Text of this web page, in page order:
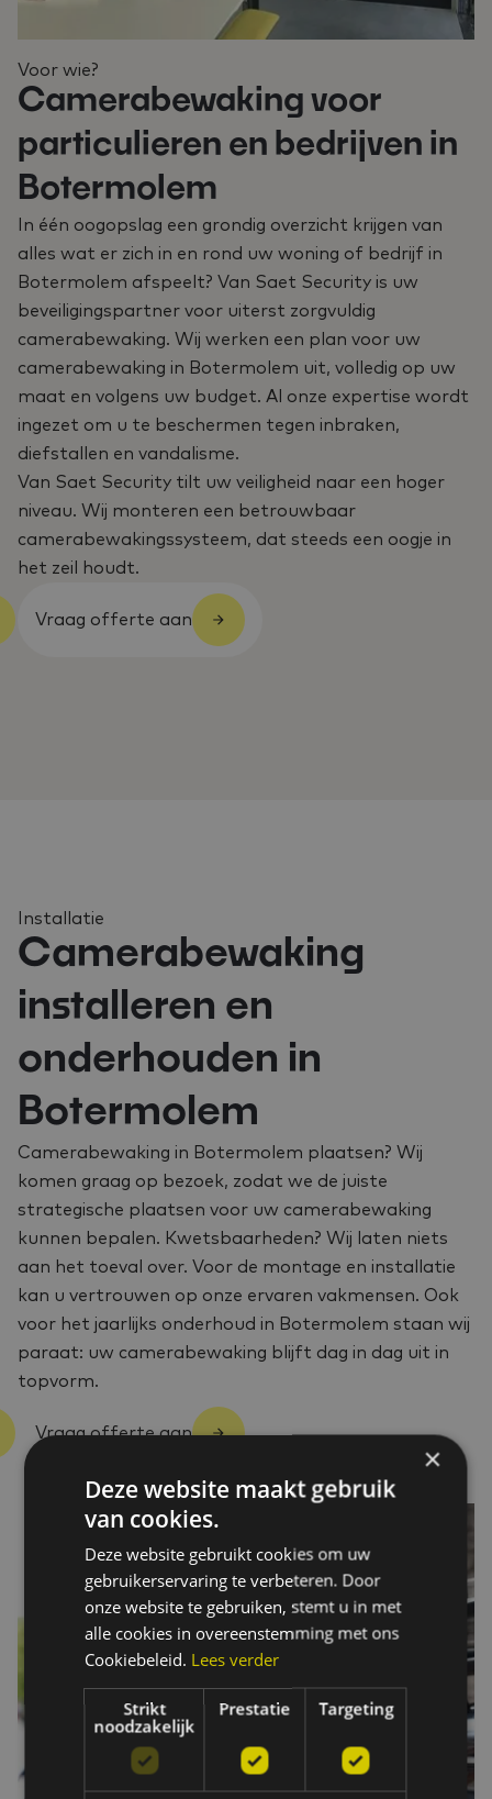
Voor wie?
Camerabewaking voor
particulieren en bedrijven in
Botermolem
In één oogopslag een grondig overzicht krijgen van
alles wat er zich in en rond uw woning of bedrijf in
Botermolem afspeelt? Van Saet Security is uw
beveiligingspartner voor uiterst zorgvuldig
camerabewaking. Wij werken een plan voor uw
camerabewaking in Botermolem uit, volledig op uw
maat en volgens uw budget. Al onze expertise wordt
ingezet om u te beschermen tegen inbraken,
diefstallen en vandalisme.
Van Saet Security tilt uw veiligheid naar een hoger
niveau. Wij monteren een betrouwbaar
camerabewakingssysteem, dat steeds een oogje in
het zeil houdt.
Vraag offerte aan
Installatie
Camerabewaking
installeren en
onderhouden in
Botermolem
Camerabewaking in Botermolem plaatsen? Wij
komen graag op bezoek, zodat we de juiste
strategische plaatsen voor uw camerabewaking
kunnen bepalen. Kwetsbaarheden? Wij laten niets
aan het toeval over. Voor de montage en installatie
kan u vertrouwen op onze ervaren vakmensen. Ook
voor het jaarlijks onderhoud in Botermolem staan wij
paraat: uw camerabewaking blijft dag in dag uit in
topvorm.
Vraag offerte aan
×
Deze website maakt gebruik
van cookies.
Deze website gebruikt cookies om uw
gebruikerservaring te verbeteren. Door
onze website te gebruiken, stemt u in met
alle cookies in overeenstemming met ons
Cookiebeleid. Lees verder
Strikt
noodzakelijk
Prestatie Targeting